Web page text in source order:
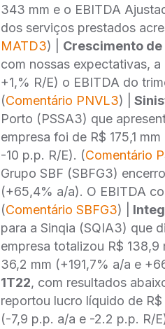
343 mm e o EBITDA
dos serviços prestados
MATD3) | Crescimento
com nossas expectativas,
+1,% R/E) o EBITDA do
(Comentário PNVL3) |
Porto (PSSA3) que
empresa foi de R$ 175,1
-10 p.p. R/E). (Comentário
Grupo SBF (SBFG3)
(+65,4% a/a). O EBITDA
(Comentário SBFG3) |
para a Sinqia (SQIA3) que
empresa totalizou R$
36,2 mm (+191,7% a/a e
1T22, com resultados
reportou lucro líquido de
(-7,9 p.p. a/a e -2.2 p.p. R/